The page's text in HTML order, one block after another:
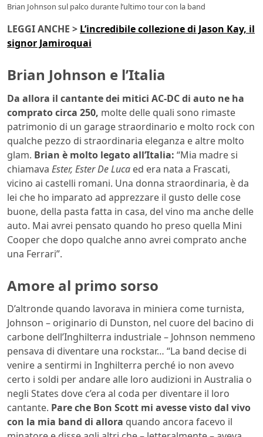
Brian Johnson sul palco durante l’ultimo tour con la band
LEGGI ANCHE > L’incredibile collezione di Jason Kay, il
signor Jamiroquai
Brian Johnson e l’Italia
Da allora il cantante dei mitici AC-DC di auto ne ha
comprato circa 250, molte delle quali sono rimaste
patrimonio di un garage straordinario e molto rock con
qualche pezzo di straordinaria eleganza e altre molto
glam. Brian è molto legato all’Italia: “Mia madre si
chiamava Ester, Ester De Luca ed era nata a Frascati,
vicino ai castelli romani. Una donna straordinaria, è da
lei che ho imparato ad apprezzare il gusto delle cose
buone, della pasta fatta in casa, del vino ma anche delle
auto. Mai avrei pensato quando ho preso quella Mini
Cooper che dopo qualche anno avrei comprato anche
una Ferrari”.
Amore al primo sorso
D’altronde quando lavorava in miniera come turnista,
Johnson – originario di Dunston, nel cuore del bacino di
carbone dell’Inghilterra industriale – Johnson nemmeno
pensava di diventare una rockstar… “La band decise di
venire a sentirmi in Inghilterra perché io non avevo
certo i soldi per andare alle loro audizioni in Australia o
negli States dove c’era al coda per diventare il loro
cantante. Pare che Bon Scott mi avesse visto dal vivo
con la mia band di allora quando ancora facevo il